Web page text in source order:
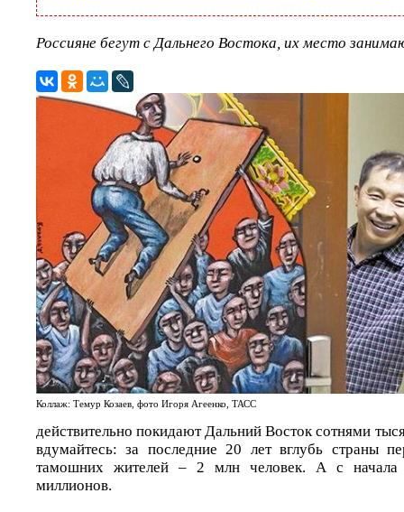
Россияне бегут с Дальнего Востока, их место
Коллаж: Темур Козаев, фото Игоря Агеенко, ТАСС
действительно покидают Дальний Восток сотнями
вдумайтесь: за последние 20 лет вглубь страны
тамошних жителей – 2 млн человек. А с начала
миллионов.